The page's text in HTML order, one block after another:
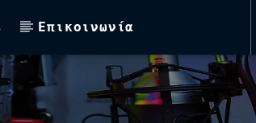
Επικοινωνία